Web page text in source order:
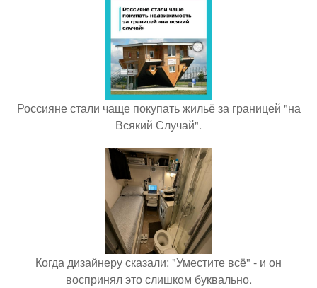
Россияне стали чаще покупать жильё за границей "на
Всякий Случай".
Когда дизайнеру сказали: "Уместите всё" - и он
воспринял это слишком буквально.